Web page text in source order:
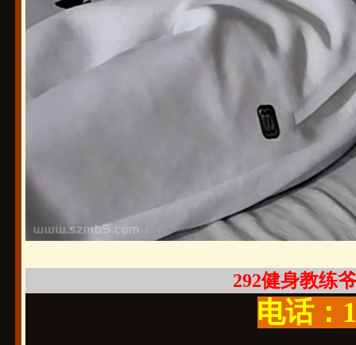
292健身教练
电话：